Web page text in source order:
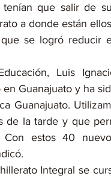
tenían que salir de
a donde están
se logró reducir
Luis
Guanajuato y ha
Guanajuato.
de la tarde y que
Con estos 40
Integral se